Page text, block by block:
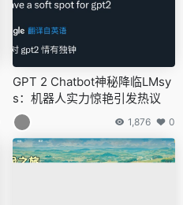
GPT 2 Chatbot神秘降临LMsy
s：机器人实力惊艳引发热议
1,876 0